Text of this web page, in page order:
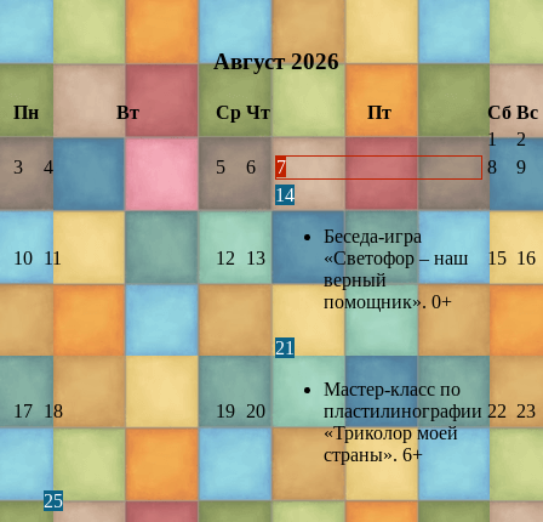
Август 2026
Пн Вт Ср Чт Пт Сб Вс
1
2
3
4 5 6 7 8 9
10 11 12 13
14
Беседа-игра
«Светофор – наш
верный
помощник». 0+
15 16
17 18 19 20
21
Мастер-класс по
пластилинографии
«Триколор моей
страны». 6+
22 23
25